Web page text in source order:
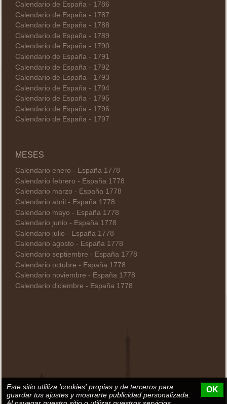
Calendario de España - 1786
Calendario de España - 1787
Calendario de España - 1788
Calendario de España - 1789
Calendario de España - 1790
Calendario de España - 1791
Calendario de España - 1792
Calendario de España - 1793
Calendario de España - 1794
Calendario de España - 1795
Calendario de España - 1796
Calendario de España - 1797
MESES
Calendario enero - España 1778
Calendario febrero - España 1778
Calendario marzo - España 1778
Calendario abril - España 1778
Calendario mayo - España 1778
Calendario junio - España 1778
Calendario julio - España 1778
Calendario agosto - España 1778
Calendario septiembre - España 1778
Calendario octubre - España 1778
Calendario noviembre - España 1778
Calendario diciembre - España 1778
Este sitio utliliza 'cookies' propias y de terceros para
guardar tus ajustes y mostrarte publicidad personalizada.
OK